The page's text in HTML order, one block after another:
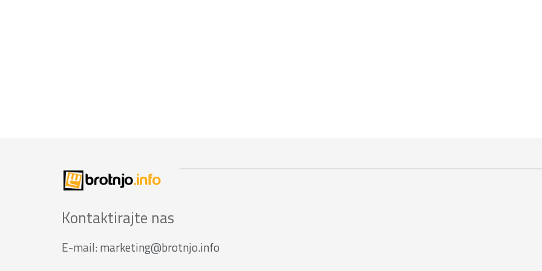
Kontaktirajte nas
E-mail: marketing@brotnjo.info